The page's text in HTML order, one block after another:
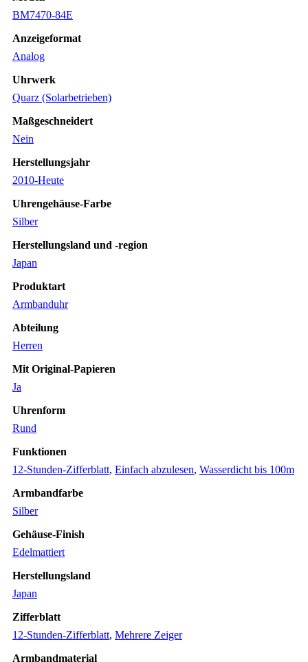
BM7470-84E
Anzeigeformat
Analog
Uhrwerk
Quarz (Solarbetrieben)
Maßgeschneidert
Nein
Herstellungsjahr
2010-Heute
Uhrengehäuse-Farbe
Silber
Herstellungsland und -region
Japan
Produktart
Armbanduhr
Abteilung
Herren
Mit Original-Papieren
Ja
Uhrenform
Rund
Funktionen
12-Stunden-Zifferblatt, Einfach abzulesen, Wasserdicht bis 100m
Armbandfarbe
Silber
Gehäuse-Finish
Edelmattiert
Herstellungsland
Japan
Zifferblatt
12-Stunden-Zifferblatt, Mehrere Zeiger
Armbandmaterial